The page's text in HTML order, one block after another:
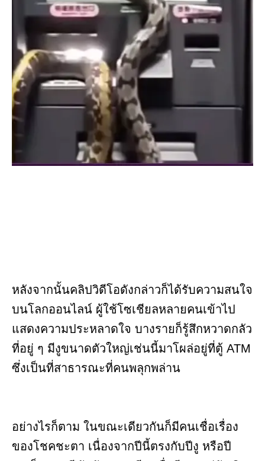
หลังจากนั้นคลิปวิดีโอดังกล่าวก็ได้รับความสนใจ
บนโลกออนไลน์ ผู้ใช้โซเชียลหลายคนเข้าไป
แสดงความประหลาดใจ บางรายก็รู้สึกหวาดกลัว
ที่อยู่ ๆ มีงูขนาดตัวใหญ่เช่นนี้มาโผล่อยู่ที่ตู้ ATM
ซึ่งเป็นที่สาธารณะที่คนพลุกพล่าน
อย่างไรก็ตาม ในขณะเดียวกันก็มีคนเชื่อเรื่อง
ของโชคชะตา เนื่องจากปีนี้ตรงกับปีงู หรือปี